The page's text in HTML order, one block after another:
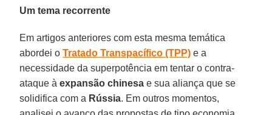
Um tema recorrente
Em artigos anteriores com esta mesma temática
abordei oTratado Transpacífico (TPP) e a
necessidade da superpotência em tentar o contra-
ataque àexpansão chinesa e sua aliança que se
solidifica com a Rússia. Em outros momentos,